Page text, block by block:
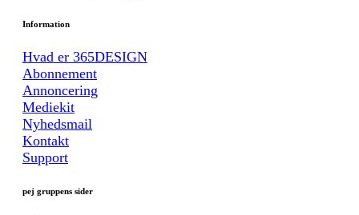
Information
Hvad er 365DESIGN
Abonnement
Annoncering
Mediekit
Nyhedsmail
Kontakt
Support
pej gruppens sider